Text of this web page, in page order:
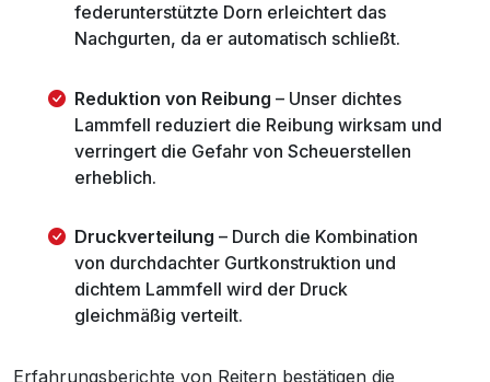
federunterstützte Dorn erleichtert das
Nachgurten, da er automatisch schließt.
Reduktion von Reibung – Unser dichtes
Lammfell reduziert die Reibung wirksam und
verringert die Gefahr von Scheuerstellen
erheblich.
Druckverteilung – Durch die Kombination
von durchdachter Gurtkonstruktion und
dichtem Lammfell wird der Druck
gleichmäßig verteilt.
Erfahrungsberichte von Reitern bestätigen die